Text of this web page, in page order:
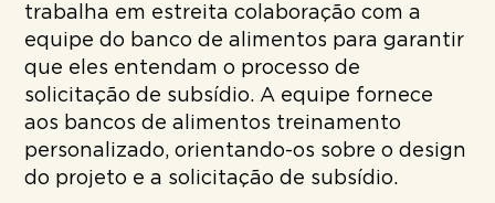
trabalha em estreita colaboração com a
equipe do banco de alimentos para garantir
que eles entendam o processo de
solicitação de subsídio. A equipe fornece
aos bancos de alimentos treinamento
personalizado, orientando-os sobre o design
do projeto e a solicitação de subsídio.